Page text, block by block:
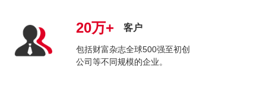
20万+ 客户
包括财富杂志全球500强至初创
公司等不同规模的企业。